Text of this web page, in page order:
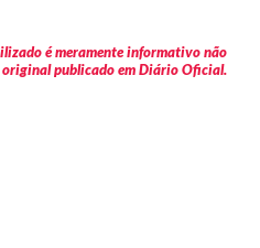
é meramente informativo não
publicado em Diário Oficial.